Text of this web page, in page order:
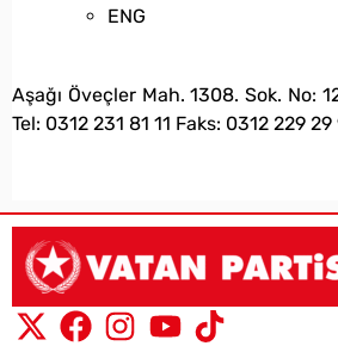
ENG
Aşağı Öveçler Mah. 1308. Sok. No:
Tel: 0312 231 81 11 Faks: 0312 229 29